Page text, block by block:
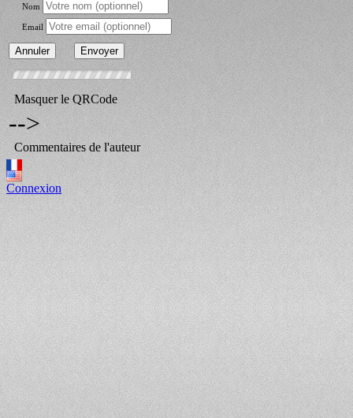
Nom
Email
Masquer le QRCode
-->
Commentaires de l'auteur
Connexion